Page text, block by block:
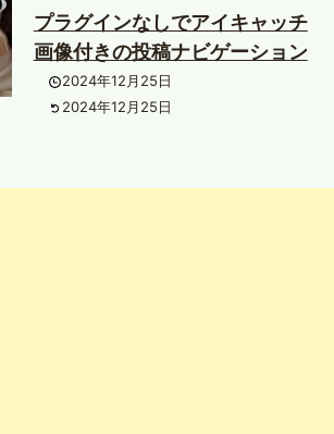
プラグインなしでアイキャッチ
画像付きの投稿ナビゲーション
2024年12月25日
2024年12月25日